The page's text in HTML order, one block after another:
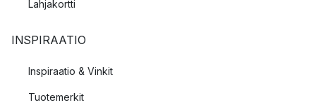
Lahjakortti
INSPIRAATIO
Inspiraatio & Vinkit
Tuotemerkit